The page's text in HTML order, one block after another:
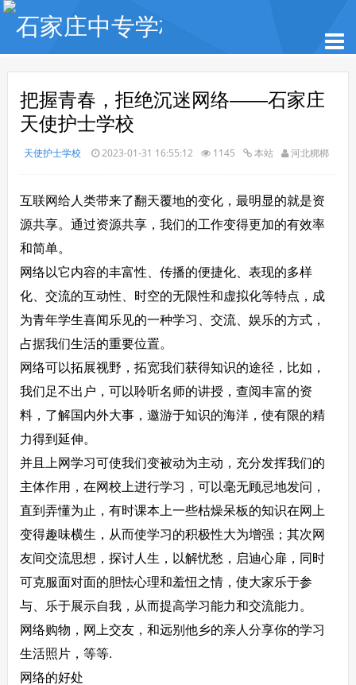
把握青春，拒绝沉迷网络——石家庄
天使护士学校
天使护士学校 2023-01-31 16:55:12 1145 本站 河北梆梆
互联网给人类带来了翻天覆地的变化，最明显的就是资
源共享。通过资源共享，我们的工作变得更加的有效率
和简单。
网络以它内容的丰富性、传播的便捷化、表现的多样
化、交流的互动性、时空的无限性和虚拟化等特点，成
为青年学生喜闻乐见的一种学习、交流、娱乐的方式，
占据我们生活的重要位置。
网络可以拓展视野，拓宽我们获得知识的途径，比如，
我们足不出户，可以聆听名师的讲授，查阅丰富的资
料，了解国内外大事，邀游于知识的海洋，使有限的精
力得到延伸。
并且上网学习可使我们变被动为主动，充分发挥我们的
主体作用，在网校上进行学习，可以毫无顾忌地发问，
直到弄懂为止，有时课本上一些枯燥呆板的知识在网上
变得趣味横生，从而使学习的积极性大为增强；其次网
友间交流思想，探讨人生，以解忧愁，启迪心扉，同时
可克服面对面的胆怯心理和羞忸之情，使大家乐于参
与、乐于展示自我，从而提高学习能力和交流能力。
网络购物，网上交友，和远别他乡的亲人分享你的学习
生活照片，等等.
网络的好处